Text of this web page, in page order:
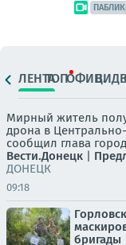
ЛЕНТАТОПОФИЦ.
Мирный житель
дрона в
сообщил глава
Вести.Донецк |
ДОНЕЦК
09:18
бригады